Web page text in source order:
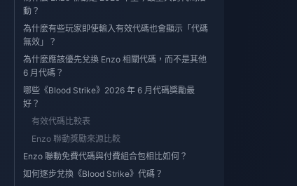
動？
為什麼有些玩家即使輸入有效代碼也會顯示「代碼
無效」？
為什麼應該優先兌換 Enzo 相關代碼，而不是其他
6 月代碼？
哪些《Blood Strike》2026 年 6 月代碼獎勵最
好？
有效代碼比較表
Enzo 聯動獎勵來源比較
Enzo 聯動免費代碼與付費組合包相比如何？
如何逐步兌換《Blood Strike》代碼？